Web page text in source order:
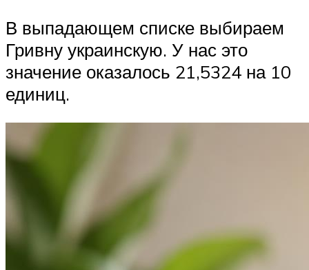
В выпадающем списке выбираем
Гривну украинскую. У нас это
значение оказалось 21,5324 на 10
единиц.